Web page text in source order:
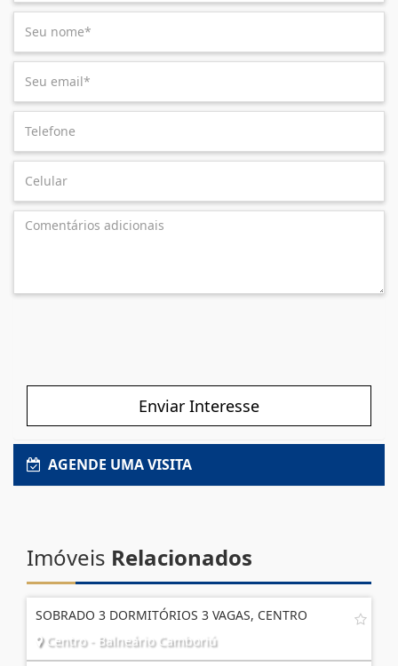
Enviar Interesse
AGENDE UMA VISITA
Imóveis Relacionados
SOBRADO 3 DORMITÓRIOS 3 VAGAS, CENTRO
Centro - Balneário Camboriú